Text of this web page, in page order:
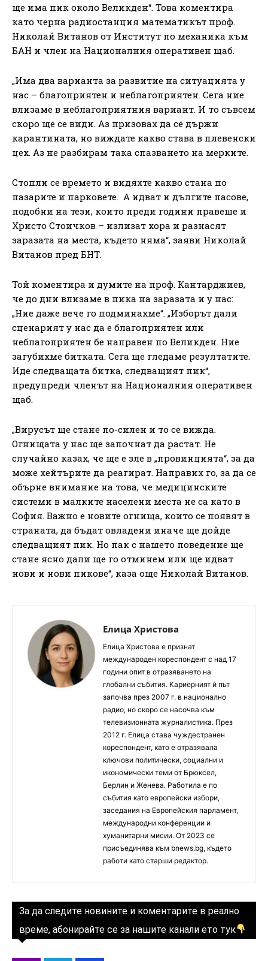
ще има пик около Великден“. Това коментира
като черна радиостанция математикът проф.
Николай Витанов от Институт по механика към
БАН и член на Националния оперативен щаб.
„Има два варианта за развитие на ситуацията у
нас – благоприятен и неблагоприятен. Сега ние
влизаме в неблагоприятния вариант. И то съвсем
скоро ще се види. Аз призовах да се държи
карантината, но виждате какво става в плевенски
цех. Аз не разбирам така спазването на мерките.
Стопли се времето и видяхте какво стана по
пазарите и парковете. А идват и дългите пасове,
подобни на тези, които преди години правеше и
Христо Стоичков – излизат хора и разнасят
заразата на места, където няма“, заяви Николай
Витанов пред БНТ.
Той коментира и думите на проф. Кантарджиев,
че до дни влизаме в пика на заразата и у нас:
„Ние даже вече го подминахме“. „Изборът дали
сценарият у нас да е благоприятен или
неблагоприятен бе направен по Великден. Ние
загубихме битката. Сега ще гледаме резултатите.
Иде следващата битка, следващият пик“,
предупреди членът на Националния оперативен
щаб.
„Вирусът ще стане по-силен и то се вижда.
Огнищата у нас ще започнат да растат. Не
случайно казах, че ще е зле в „провинцията“, за да
може хейтърите да реагират. Направих го, за да се
обърне внимание на това, че медицинските
системи в малките населени места не са като в
София. Важно е новите огнища, които се появят в
страната, да бъдат овладени иначе ще дойде
следващият пик. Но пак с нашето поведение ще
стане ясно дали ще го отминем или ще идват
нови и нови пикове“, каза още Николай Витанов.
Елица Христова
Елица Христова е признат
международен кореспондент с над 17
години опит в отразяването на
глобални събития. Кариерният ѝ път
започва през 2007 г. в национално
радио, но скоро се насочва към
телевизионната журналистика. През
2012 г. Елица става чуждестранен
кореспондент, като е отразявала
ключови политически, социални и
икономически теми от Брюксел,
Берлин и Женева. Работила е по
събития като европейски избори,
заседания на Европейския парламент,
международни конференции и
хуманитарни мисии. От 2023 се
присъединява към bnews.bg, където
работи като старши редактор.
За да следите новините и коментарите в реално
време, абонирайте се за нашите канали ето тук